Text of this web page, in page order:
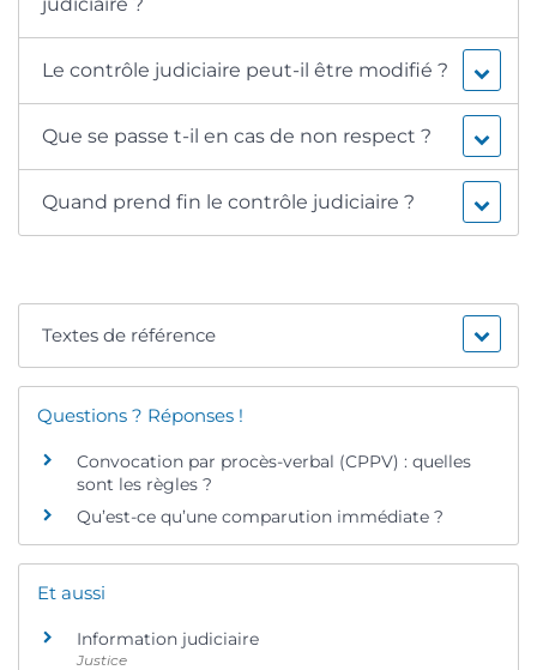
Le contrôle judiciaire peut-il être modifié ?
Que se passe t-il en cas de non respect ?
Quand prend fin le contrôle judiciaire ?
Textes de référence
Questions ? Réponses !
Convocation par procès-verbal (CPPV) : quelles
sont les règles ?
Qu’est-ce qu’une comparution immédiate ?
Et aussi
Information judiciaire
Justice